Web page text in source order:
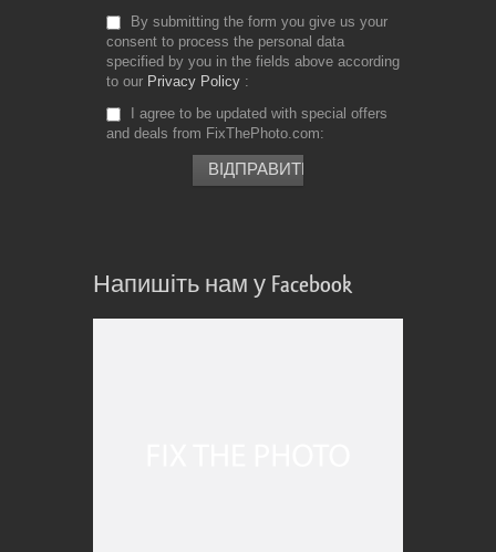
By submitting the form you give us your
consent to process the personal data
specified by you in the fields above according
to our Privacy Policy
I agree to be updated with special offers
and deals from FixThePhoto.com
Напишіть нам у Facebook